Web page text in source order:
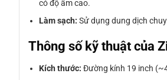
có độ ẩm cao.
Làm sạch: Sử dụng dung dịch
Thông số kỹ thuật của
Kích thước: Đường kính 19 inch